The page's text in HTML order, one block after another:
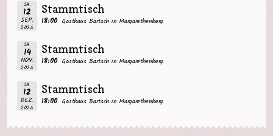
SA.
12
SEP.
2026
Stammtisch
18:00 Gasthaus Bartsch in Margarethenberg
SA.
14
NOV.
2026
Stammtisch
18:00 Gasthaus Bartsch in Margarethenberg
SA.
12
DEZ.
2026
Stammtisch
18:00 Gasthaus Bartsch in Margarethenberg